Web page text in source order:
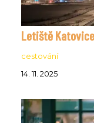
Letiště
cestování
14. 11. 2025